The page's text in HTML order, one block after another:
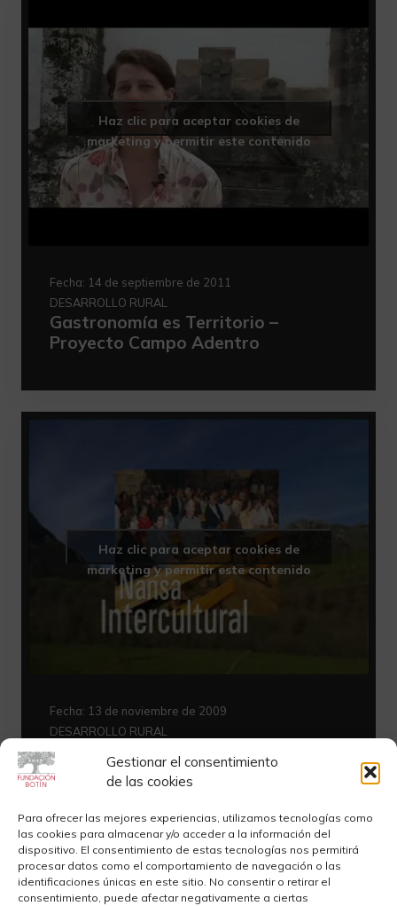
Gestionar el consentimiento
de las cookies
Para ofrecer las mejores experiencias, utilizamos tecnologías como
las cookies para almacenar y/o acceder a la información del
dispositivo. El consentimiento de estas tecnologías nos permitirá
procesar datos como el comportamiento de navegación o las
identificaciones únicas en este sitio. No consentir o retirar el
consentimiento, puede afectar negativamente a ciertas
Haz clic para aceptar cookies de
marketing y permitir este contenido
Fecha: 14 de septiembre de 2011
DESARROLLO RURAL
Gastronomía es Territorio –
Proyecto Campo Adentro
Haz clic para aceptar cookies de
marketing y permitir este contenido
Fecha: 13 de noviembre de 2009
DESARROLLO RURAL
Programa Patrimonio y Territorio.
Desarrollo rural, Fundación Botín